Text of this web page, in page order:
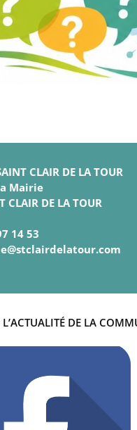
CLAIR DE LA TOUR
Mairie
CLAIR DE LA TOUR
14 53
L’ACTUALITÉ DE LA